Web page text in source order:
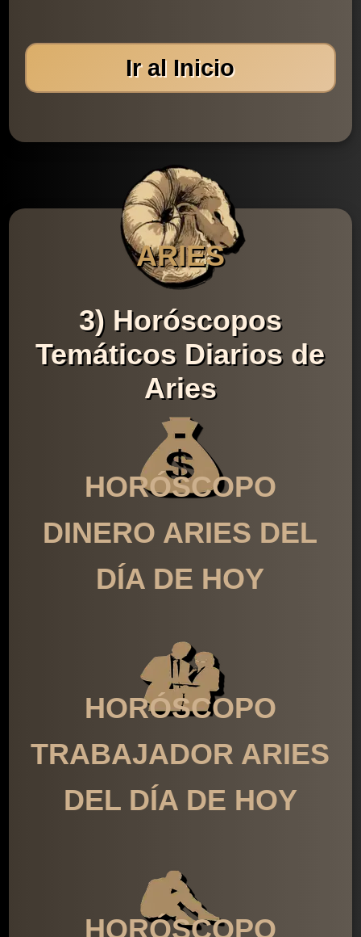
Ir al Inicio
ARIES
3) Horóscopos
Temáticos Diarios de
Aries
HORÓSCOPO
DINERO ARIES DEL
DÍA DE HOY
HORÓSCOPO
TRABAJADOR ARIES
DEL DÍA DE HOY
HORÓSCOPO